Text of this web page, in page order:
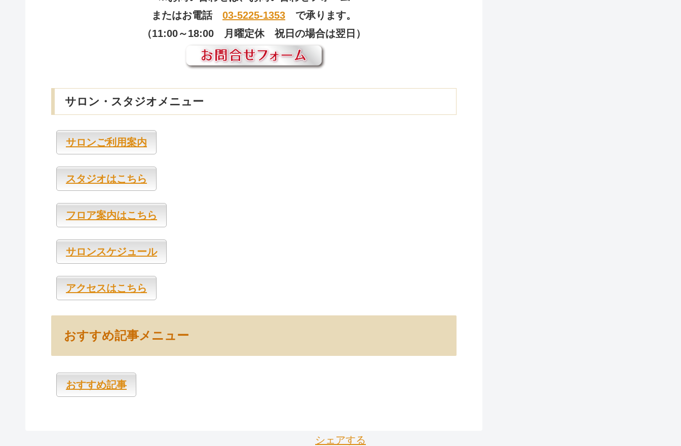
またはお電話 03-5225-1353 で承ります。
（11:00～18:00 月曜定休 祝日の場合は翌日）
サロン・スタジオメニュー
サロンご利用案内
スタジオはこちら
フロア案内はこちら
サロンスケジュール
アクセスはこちら
おすすめ記事メニュー
おすすめ記事
シェアする